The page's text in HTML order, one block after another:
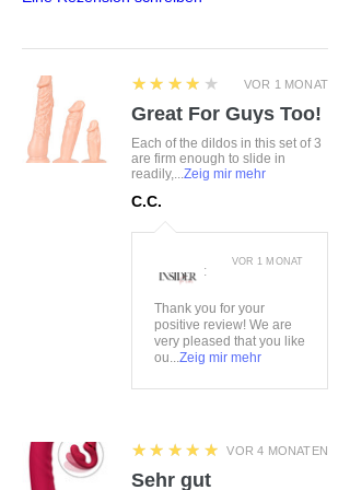
Dazu eine passende
Augenmakse zum Binden
Größe:
S/M, L/XL
Farbe:schwarz
Material:
88%Polyester
VOR 1 MONAT
4
★★★★★
Great For Guys Too!
Each of the dildos in this set of 3
are firm enough to slide in
readily,...Zeig mir mehr
C.C.
:
Thank you for your
positive review! We are
very pleased that you like
ou...Zeig mir mehr
VOR 1 MONAT
VOR 4 MONATEN
5
★★★★★
Sehr gut